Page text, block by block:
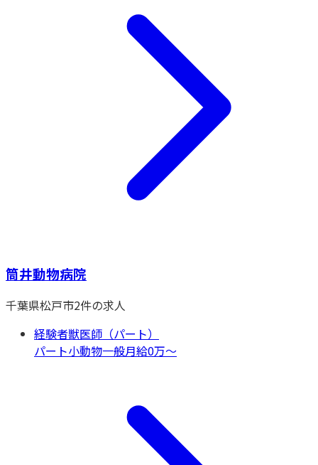
筒井動物病院
千葉県松戸市2件の求人
経験者獣医師（パート）
パート小動物一般月給0万〜